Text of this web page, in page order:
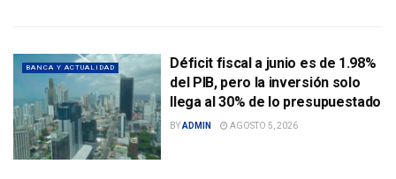
BANCA Y ACTUALIDAD
Déficit fiscal a junio es de 1.98%
del PIB, pero la inversión solo
llega al 30% de lo presupuestado
BYADMIN AGOSTO 5, 2026